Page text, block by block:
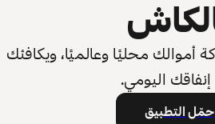
محليًا وعالميًا، ويكافئك
اليومي.
حمّل التطبيق